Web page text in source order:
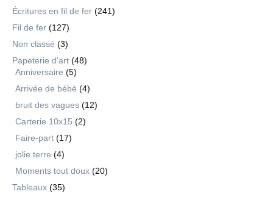
Écritures en fil de fer (241)
Fil de fer (127)
Non classé (3)
Papeterie d'art (48)
Anniversaire (5)
Arrivée de bébé (4)
bruit des vagues (12)
Carterie 10x15 (2)
Faire-part (17)
jolie terre (4)
Moments tout doux (20)
Tableaux (35)